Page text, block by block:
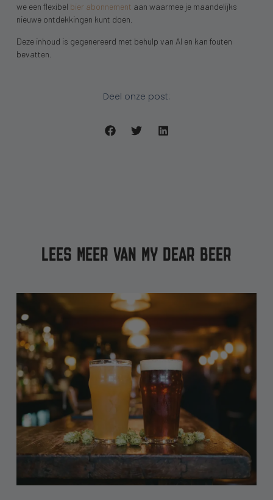
we een flexibel bier abonnement aan waarmee je maandelijks
nieuwe ontdekkingen kunt doen.
Deze inhoud is gegenereerd met behulp van AI en kan fouten
bevatten.
Deel onze post:
LEES MEER VAN MY DEAR BEER